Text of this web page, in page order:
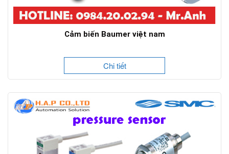
Cảm biến Baumer việt nam
Chi tiết